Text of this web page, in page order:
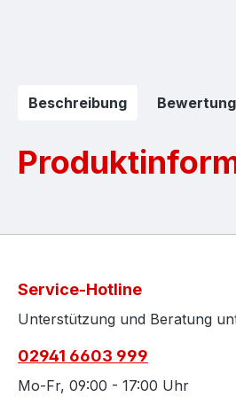
Beschreibung
Service-Hotline
Unterstützung und Beratung
02941 6603 999
Mo-Fr, 09:00 - 17:00 Uhr